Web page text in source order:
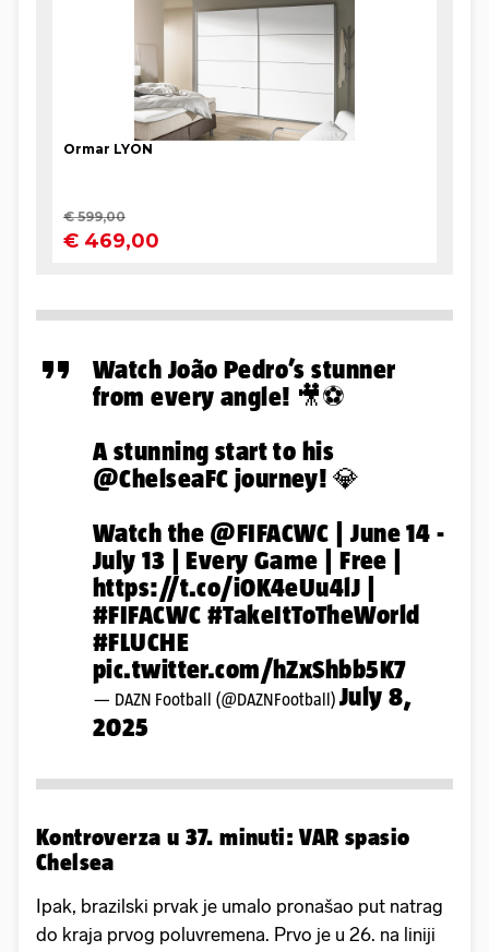
Watch João Pedro’s stunner
from every angle! 🎥⚽️
A stunning start to his
@ChelseaFC journey! 💎
Watch the @FIFACWC | June 14 -
July 13 | Every Game | Free |
https://t.co/i0K4eUu4lJ
#FIFACWC #TakeItToTheWorld
#FLUCHE
pic.twitter.com/hZxShbb5K7
— DAZN Football (@DAZNFootball) July 8,
2025
Kontroverza u 37. minuti: VAR spasio
Chelsea
Ipak, brazilski prvak je umalo pronašao put natrag
do kraja prvog poluvremena. Prvo je u 26. na liniji